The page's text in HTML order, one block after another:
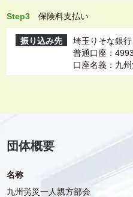
Step3 保険料支払い
振り込み先
埼玉りそな銀
普通口座：
口座名義：九
団体概要
名称
九州労災一人親方部会